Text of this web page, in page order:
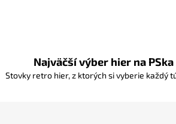
Najväčší výber hier na PSka
Stovky retro hier, z ktorých si vyberie každý